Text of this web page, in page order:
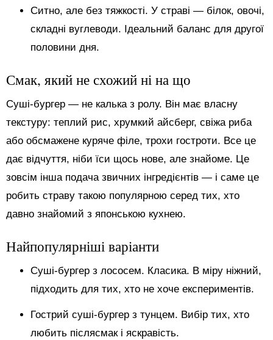
Ситно, але без тяжкості. У страві — білок, овочі,
складні вуглеводи. Ідеальний баланс для другої
половини дня.
Смак, який не схожий ні на що
Суші-бургер — не калька з ролу. Він має власну
текстуру: теплий рис, хрумкий айсберг, свіжа риба
або обсмажене куряче філе, трохи гостроти. Все це
дає відчуття, ніби їси щось нове, але знайоме. Це
зовсім інша подача звичних інгредієнтів — і саме це
робить страву такою популярною серед тих, хто
давно знайомий з японською кухнею.
Найпопулярніші варіанти
Суші-бургер з лососем. Класика. В міру ніжний,
підходить для тих, хто не хоче експериментів.
Гострий суші-бургер з тунцем. Вибір тих, хто
любить післясмак і яскравість.